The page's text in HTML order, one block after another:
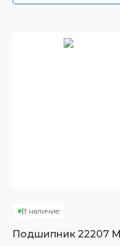
В наличие
Подшипник 22207